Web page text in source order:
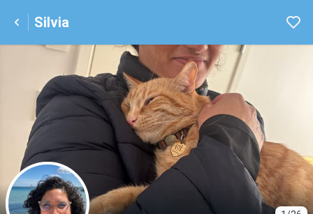
Silvia
S